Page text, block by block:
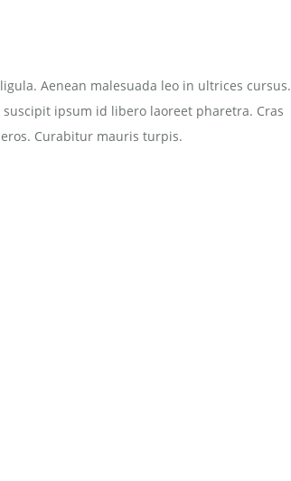
Aenean malesuada leo in ultrices cursus.
ipsum id libero laoreet pharetra. Cras
Curabitur mauris turpis.